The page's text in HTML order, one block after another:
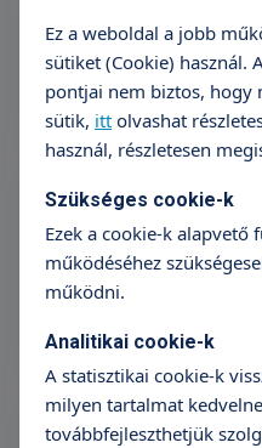
Időpontfoglalás
18-21. heti,
ultrahang
Árak megtekintése
Időpontfoglalás
30-32. heti,
ultrahang vizsgálat
Ez a weboldal a jobb
sütiket (Cookie) használ.
pontjai nem biztos, hogy
sütik, itt olvashat
használ, részletesen
Szükséges cookie-k
Ezek a cookie-k
működéséhez
működni.
Analitikai cookie-k
A statisztikai cookie-k
milyen tartalmat
továbbfejleszthetjük